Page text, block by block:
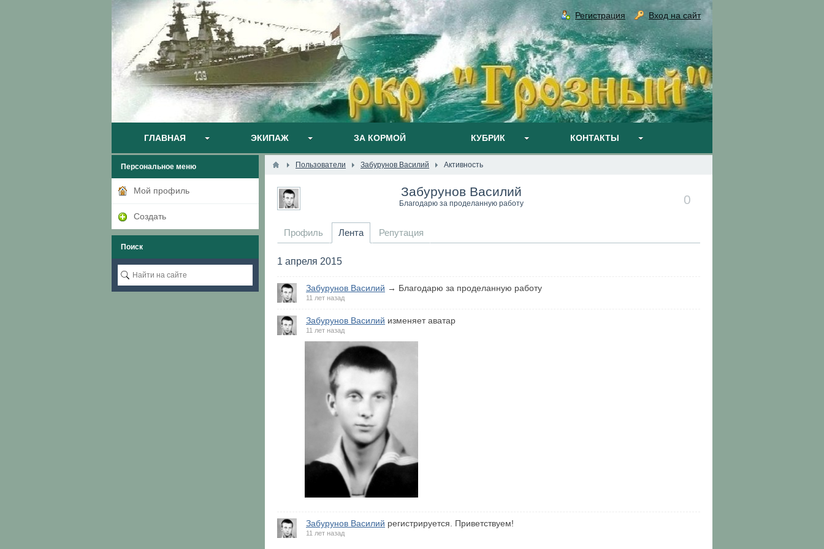
Регистрация Вход на сайт
ГЛАВНАЯ ЭКИПАЖ ЗА КОРМОЙ КУБРИК КОНТАКТЫ
Пользователи Забурунов Василий Активность
0
Забурунов Василий
Благодарю за проделанную работу
Профиль Лента Репутация
1 апреля 2015
Забурунов Василий → Благодарю за проделанную работу
11 лет назад
Забурунов Василий изменяет аватар
11 лет назад
Забурунов Василий регистрируется. Приветствуем!
11 лет назад
Персональное меню
Мой профиль
Создать
Поиск